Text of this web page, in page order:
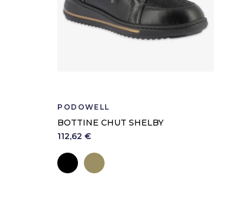
PODOWELL
BOTTINE CHUT SHELBY
112,62 €
Noir